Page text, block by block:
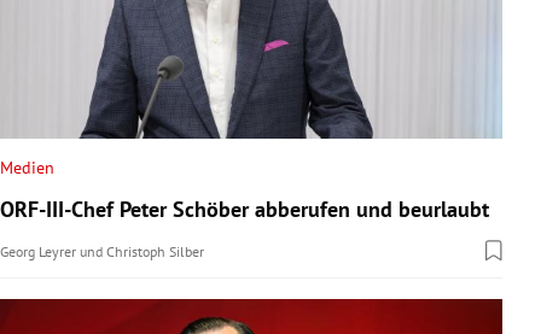
Medien
ORF-III-Chef Peter Schöber abberufen und beurlaubt
Georg Leyrer und Christoph Silber